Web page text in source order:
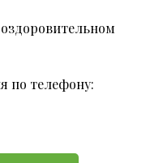
по телефону: